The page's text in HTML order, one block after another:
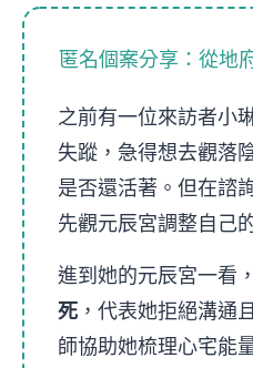
匿名個案分享：從地
之前有一位來訪者小
失蹤，急得想去觀落
是否還活著。但在諮
先觀元辰宮調整自己
進到她的元辰宮一看，
死 ，代表她拒絕溝通
師協助她梳理心宅能